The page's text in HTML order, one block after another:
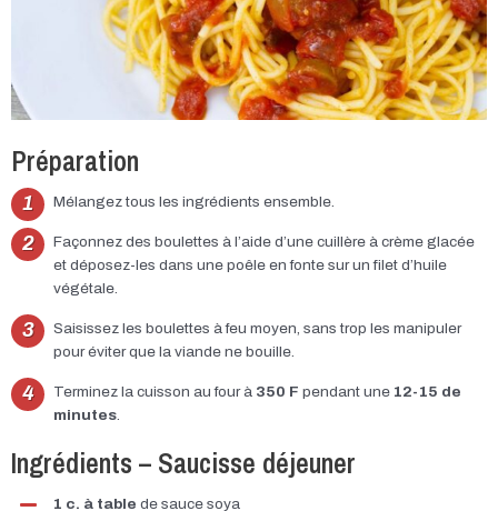
Préparation
Mélangez tous les ingrédients ensemble.
Façonnez des boulettes à l’aide d’une cuillère à crème glacée
et déposez-les dans une poêle en fonte sur un filet d’huile
végétale.
Saisissez les boulettes à feu moyen, sans trop les manipuler
pour éviter que la viande ne bouille.
Terminez la cuisson au four à 350 F pendant une 12-15 de
minutes
Ingrédients – Saucisse déjeuner​
1 c. à table de sauce soya